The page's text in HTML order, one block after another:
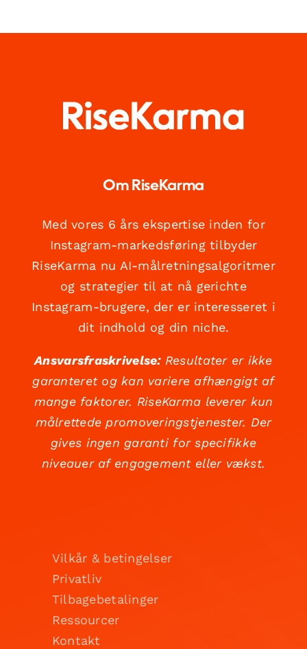
Om RiseKarma
Med vores 6 års ekspertise inden for
Instagram-markedsføring tilbyder
RiseKarma nu AI-målretningsalgoritmer
og strategier til at nå gerichte
Instagram-brugere, der er interesseret i
dit indhold og din niche.
Ansvarsfraskrivelse:Resultater er ikke
garanteret og kan variere afhængigt af
mange faktorer. RiseKarma leverer kun
målrettede promoveringstjenester. Der
gives ingen garanti for specifikke
niveauer af engagement eller vækst.
Vilkår & betingelser
Privatliv
Tilbagebetalinger
Ressourcer
Kontakt